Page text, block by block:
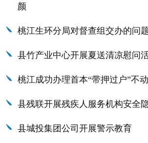
颜
桃江生环分局对督查组交办的问
县竹产业中心开展夏送清凉慰问
桃江成功办理首本“带押过户”不
县残联开展残疾人服务机构安全
县城投集团公司开展警示教育